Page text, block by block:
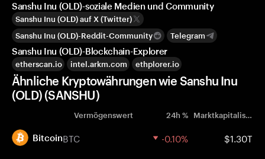
Sanshu Inu (OLD)-soziale Medien und Community
Sanshu Inu (OLD) auf X (Twitter)
Sanshu Inu (OLD)-Reddit-Community
Telegram
Sanshu Inu (OLD)-Blockchain-Explorer
etherscan.io intel.arkm.com ethplorer.io
Ähnliche Kryptowährungen wie Sanshu Inu
(OLD) (SANSHU)
Vermögenswert 24h % Marktkapitalisierung
BitcoinBTC -0.10% $1.30T